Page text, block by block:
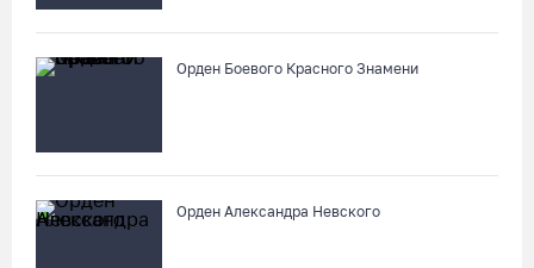
Орден Боевого Красного Знамени
Орден Александра Невского